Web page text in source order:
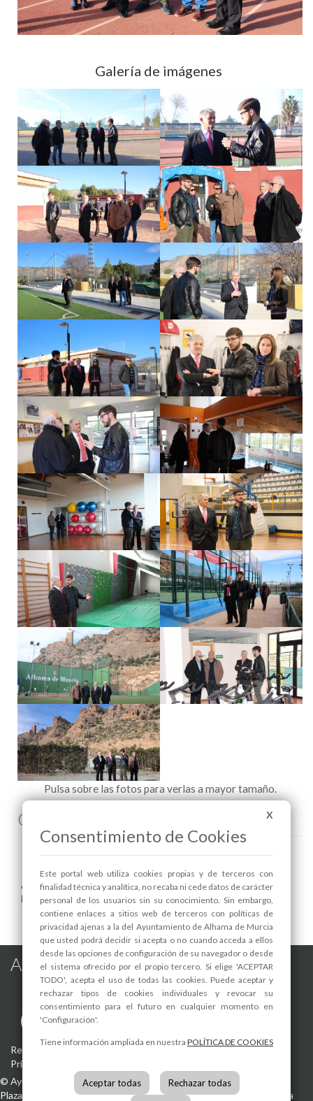
Galería de imágenes
Pulsa sobre las fotos para verlas a mayor tamaño.
Comenta esta noticia en Facebook
Areas relacionadas:
Deportes
Alhama de Murcia en las Redes
Registro de actividades de tratamiento -Aviso Legal-Política de
Privacidad
© Ayuntamiento de Alhama de Murcia
Plaza de la Constitución, 130840 Alhama de Murcia(Murcia) España
X
Consentimiento de Cookies
Este portal web utiliza cookies propias y de terceros con
finalidad técnica y analítica, no recaba ni cede datos de carácter
personal de los usuarios sin su conocimiento. Sin embargo,
contiene enlaces a sitios web de terceros con políticas de
privacidad ajenas a la del Ayuntamiento de Alhama de Murcia
que usted podrá decidir si acepta o no cuando acceda a ellos
desde las opciones de configuración de su navegador o desde
el sistema ofrecido por el propio tercero. Si elige 'ACEPTAR
TODO', acepta el uso de todas las cookies. Puede aceptar y
rechazar tipos de cookies individuales y revocar su
consentimiento para el futuro en cualquier momento en
'Configuración'.
Tiene información ampliada en nuestra POLÍTICA DE COOKIES
Aceptar todas Rechazar todas